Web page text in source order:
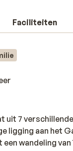
Faciliteiten
uit 7
ligging aan het
wandeling